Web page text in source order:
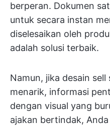
berperan. Dokumen
untuk secara instan
diselesaikan oleh
adalah solusi terbaik.
Namun, jika desain
menarik, informasi
dengan visual yang
ajakan bertindak,